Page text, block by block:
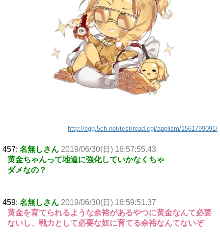
http://egg.5ch.net/test/read.cgi/applism/1561799091/
457: 名無しさん 2019/06/30(日) 16:57:55.43
黄金ちゃんって地道に強化していかなくちゃ
ダメなの？
459: 名無しさん 2019/06/30(日) 16:59:51.37
黄金を育てられるような余裕があるやつに黄金なんて必要
ないし、戦力として必要な奴に育てる余裕なんてないぞ